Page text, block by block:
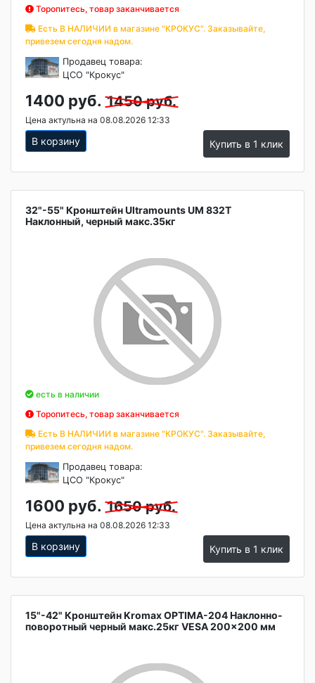
Торопитесь, товар заканчивается
Есть В НАЛИЧИИ в магазине "КРОКУС". Заказывайте,
привезем сегодня надом.
Продавец товара:
ЦСО "Крокус"
1400 руб. 1450 руб.
Цена актульна на 08.08.2026 12:33
В корзину Купить в 1 клик
32"-55" Кронштейн Ultramounts UM 832T
Наклонный, черный макс.35кг
есть в наличии
Торопитесь, товар заканчивается
Есть В НАЛИЧИИ в магазине "КРОКУС". Заказывайте,
привезем сегодня надом.
Продавец товара:
ЦСО "Крокус"
1600 руб. 1650 руб.
Цена актульна на 08.08.2026 12:33
В корзину Купить в 1 клик
15"-42" Кронштейн Kromax OPTIMA-204 Наклонно-
поворотный черный макс.25кг VESA 200x200 мм